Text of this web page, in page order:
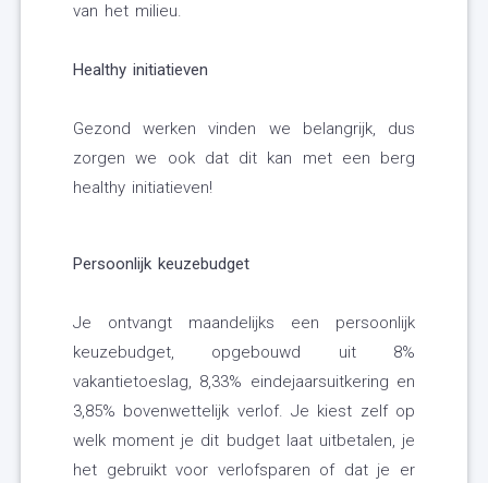
van het milieu.
Healthy initiatieven
Gezond werken vinden we belangrijk, dus
zorgen we ook dat dit kan met een berg
healthy initiatieven!
Persoonlijk keuzebudget
Je ontvangt maandelijks een persoonlijk
keuzebudget, opgebouwd uit 8%
vakantietoeslag, 8,33% eindejaarsuitkering en
3,85% bovenwettelijk verlof. Je kiest zelf op
welk moment je dit budget laat uitbetalen, je
het gebruikt voor verlofsparen of dat je er